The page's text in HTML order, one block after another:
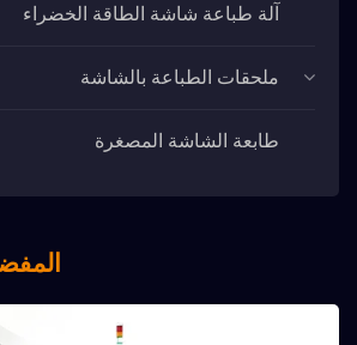
آلة طباعة شاشة الطاقة الخضراء
ملحقات الطباعة بالشاشة
طابعة الشاشة المصغرة